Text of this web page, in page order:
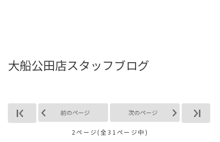
中古車を探す
新車購入ガイド
お得情報
大船公田店スタッフブログ
前のページ 次のページ
2ページ(全31ページ中)